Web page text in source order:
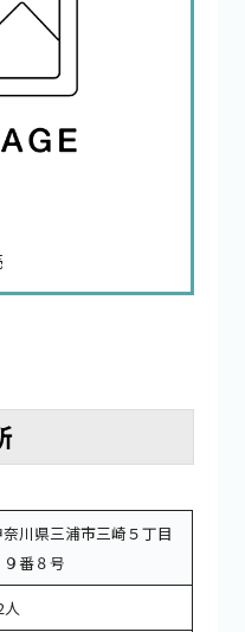
川県三浦市三崎５丁目
９番８号
人